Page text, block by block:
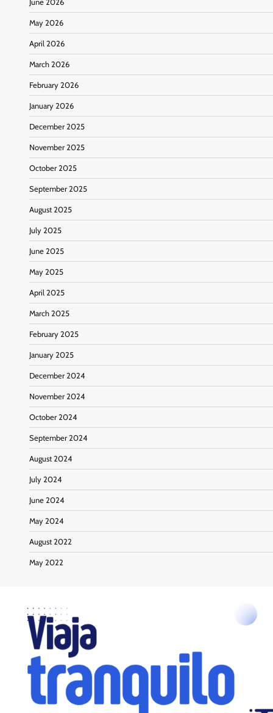
June 2026
May 2026
April 2026
March 2026
February 2026
January 2026
December 2025
November 2025
October 2025
September 2025
August 2025
July 2025
June 2025
May 2025
April 2025
March 2025
February 2025
January 2025
December 2024
November 2024
October 2024
September 2024
August 2024
July 2024
June 2024
May 2024
August 2022
May 2022